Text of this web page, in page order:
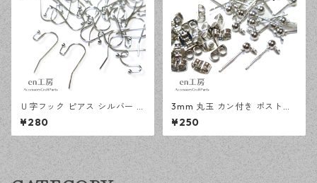
Ｕ字フック ピアス シルバー 1
00ピース 釣針型 大容量 プチ
プラパーツ 【en工房】
¥280
3mm 丸玉 カン付き ポストピ
アス シルバー 20ピース 金属
キャッチ ピアス 【en工房】
¥250